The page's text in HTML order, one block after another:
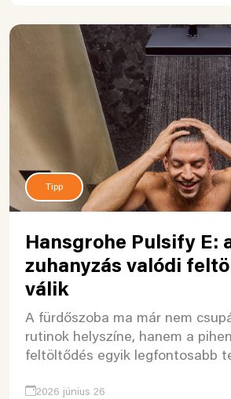
Tipp
Hansgrohe Pulsify E:
zuhanyzás valódi
válik
A fürdőszoba ma már nem
rutinok helyszíne, hanem a
feltöltődés egyik legfontosabb
2026 június 26